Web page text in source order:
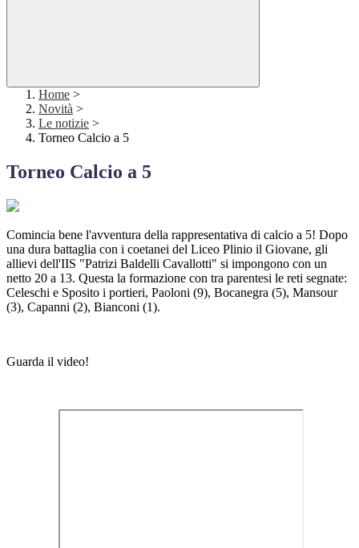
Home >
Novità >
Le notizie >
Torneo Calcio a 5
Torneo Calcio a 5
Comincia bene l'avventura della rappresentativa di calcio a 5! Dopo
una dura battaglia con i coetanei del Liceo Plinio il Giovane, gli
allievi dell'IIS "Patrizi Baldelli Cavallotti" si impongono con un
netto 20 a 13. Questa la formazione con tra parentesi le reti segnate:
Celeschi e Sposito i portieri, Paoloni (9), Bocanegra (5), Mansour
(3), Capanni (2), Bianconi (1).
Guarda il video!